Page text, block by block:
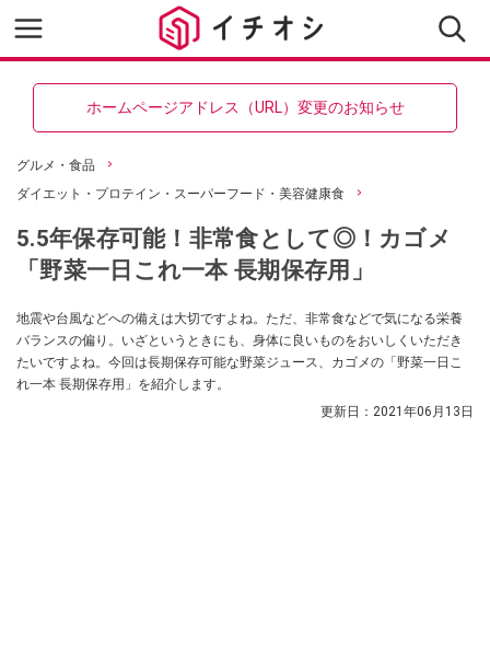
ホームページアドレス（URL）変更のお知らせ
グルメ・食品
ダイエット・プロテイン・スーパーフード・美容健康食
5.5年保存可能！非常食として◎！カゴメ
「野菜一日これ一本 長期保存用」
地震や台風などへの備えは大切ですよね。ただ、非常食などで気になる栄養
バランスの偏り。いざというときにも、身体に良いものをおいしくいただき
たいですよね。今回は長期保存可能な野菜ジュース、カゴメの「野菜一日こ
れ一本 長期保存用」を紹介します。
更新日： 2021年06月13日